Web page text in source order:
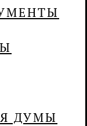
ДУМЫ